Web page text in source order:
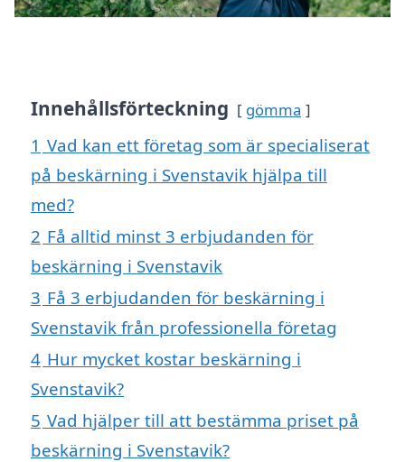
Innehållsförteckning gömma
1 Vad kan ett företag som är specialiserat
på beskärning i Svenstavik hjälpa till
med?
2 Få alltid minst 3 erbjudanden för
beskärning i Svenstavik
3 Få 3 erbjudanden för beskärning i
Svenstavik från professionella företag
4 Hur mycket kostar beskärning i
Svenstavik?
5 Vad hjälper till att bestämma priset på
beskärning i Svenstavik?